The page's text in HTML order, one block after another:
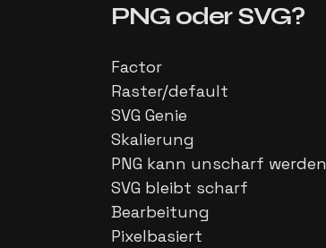
PNG oder SVG?
Factor
Raster/default
SVG Genie
Skalierung
PNG kann unscharf werden
SVG bleibt scharf
Bearbeitung
Pixelbasiert